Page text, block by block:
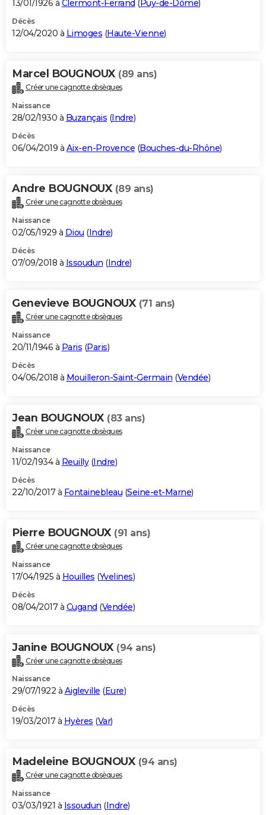
13/01/1926 à Clermont-Ferrand ( Puy-de-Dôme)
Décès
12/04/2020 à Limoges (Haute-Vienne)
Marcel BOUGNOUX (89 ans)
Créer une cagnotte obsèques
Naissance
28/02/1930 à Buzançais (Indre)
Décès
06/04/2019 à Aix-en-Provence (Bouches-du-Rhône)
Andre BOUGNOUX (89 ans)
Créer une cagnotte obsèques
Naissance
02/05/1929 à Diou (Indre)
Décès
07/09/2018 à Issoudun (Indre)
Genevieve BOUGNOUX (71 ans)
Créer une cagnotte obsèques
Naissance
20/11/1946 à Paris (Paris)
Décès
04/06/2018 à Mouilleron-Saint-Germain (Vendée)
Jean BOUGNOUX (83 ans)
Créer une cagnotte obsèques
Naissance
11/02/1934 à Reuilly(Indre)
Décès
22/10/2017 à Fontainebleau (Seine-et-Marne)
Pierre BOUGNOUX (91 ans)
Créer une cagnotte obsèques
Naissance
17/04/1925 à Houilles (Yvelines)
Décès
08/04/2017 à Cugand (Vendée)
Janine BOUGNOUX (94 ans)
Créer une cagnotte obsèques
Naissance
29/07/1922 à Aigleville (Eure)
Décès
19/03/2017 à Hyères (Var)
Madeleine BOUGNOUX (94 ans)
Créer une cagnotte obsèques
Naissance
03/03/1921 à Issoudun (Indre)